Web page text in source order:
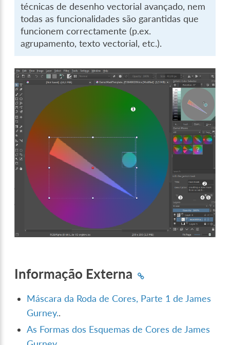
técnicas de desenho vectorial avançado, nem
todas as funcionalidades são garantidas que
funcionem correctamente (p.ex.
agrupamento, texto vectorial, etc.).
Informação Externa
Máscara da Roda de Cores, Parte 1 de James
Gurney..
As Formas dos Esquemas de Cores de James